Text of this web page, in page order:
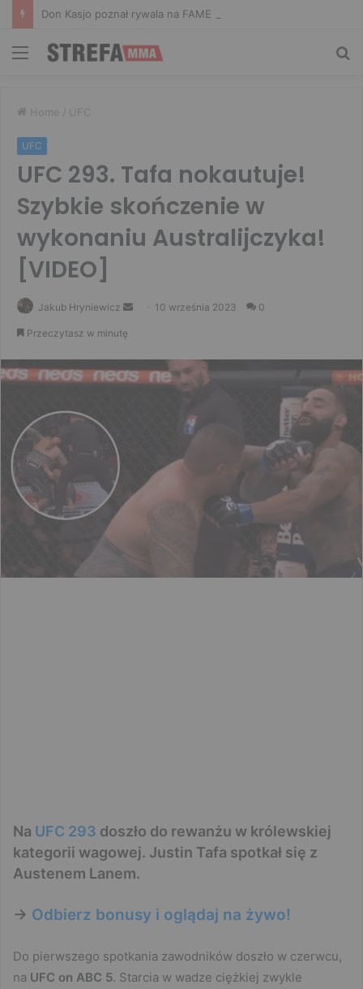
Menu
Home / UFC
UFC
UFC 293. Tafa nokautuje!
Szybkie skończenie w
wykonaniu Australijczyka!
[VIDEO]
Jakub Hryniewicz
Send 10 września 2023 0
Przeczytasz w minutę
Na UFC 293 doszło do rewanżu w królewskiej
kategorii wagowej. Justin Tafa spotkał się z
Austenem Lanem.
-> Odbierz bonusy i oglądaj na żywo!
Do pierwszego spotkania zawodników doszło w czerwcu,
na UFC on ABC 5. Starcia w wadze ciężkiej zwykle